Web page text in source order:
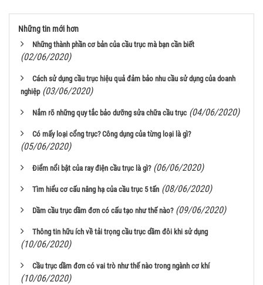
Những tin mới hơn
Những thành phần cơ bản của cầu trục mà bạn cần biết
(02/06/2020)
Cách sử dụng cầu trục hiệu quả đảm bảo nhu cầu sử dụng của doanh
nghiệp (03/06/2020)
Nắm rõ những quy tắc bảo dưỡng sửa chữa cầu trục (04/06/2020)
Có mấy loại cổng trục? Công dụng của từng loại là gì?
(05/06/2020)
Điểm nổi bật của ray điện cầu trục là gì? (06/06/2020)
Tìm hiểu cơ cấu nâng hạ của cầu trục 5 tấn (08/06/2020)
Dầm cầu trục dầm đơn có cấu tạo như thế nào? (09/06/2020)
Thông tin hữu ích về tải trọng cầu trục dầm đôi khi sử dụng
(10/06/2020)
Cầu trục dầm đơn có vai trò như thế nào trong ngành cơ khí
(10/06/2020)